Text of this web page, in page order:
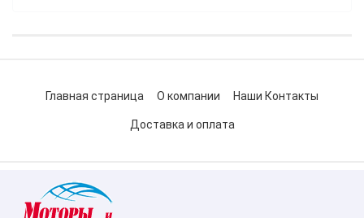
Главная страница О компании Наши Контакты
Доставка и оплата